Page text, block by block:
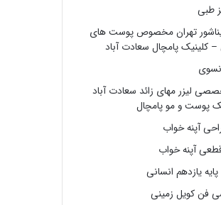
طبی
تهران مخصوص پوست های
پامچال سعادت آباد
لیزر مهای زائد سعادت آباد
پوست و مو پامچال
آپنه خواب
آپنه خواب
یازدهم انسانی
فن کویل زمینی